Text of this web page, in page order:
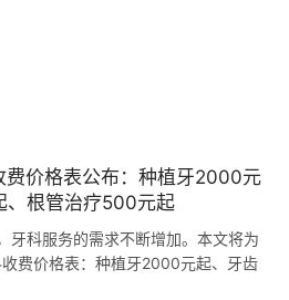
价格表公布：种植牙2000元
根管治疗500元起
牙科服务的需求不断增加。本文将为
费价格表：种植牙2000元起、牙齿